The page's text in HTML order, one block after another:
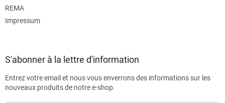
REMA
Impressum
S'abonner à la lettre d'information
Entrez votre email et nous vous enverrons des informations sur les
nouveaux produits de notre e-shop.